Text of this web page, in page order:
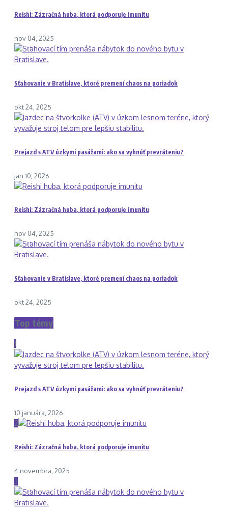
Reishi: Zázračná huba, ktorá podporuje imunitu
nov 04, 2025
Sťahovanie v Bratislave, ktoré premení chaos na poriadok
okt 24, 2025
Prejazd s ATV úzkymi pasážami: ako sa vyhnúť prevráteniu?
jan 10, 2026
Reishi: Zázračná huba, ktorá podporuje imunitu
nov 04, 2025
Sťahovanie v Bratislave, ktoré premení chaos na poriadok
okt 24, 2025
Top témy
1
Prejazd s ATV úzkymi pasážami: ako sa vyhnúť prevráteniu?
10 januára, 2026
2
Reishi: Zázračná huba, ktorá podporuje imunitu
4 novembra, 2025
3